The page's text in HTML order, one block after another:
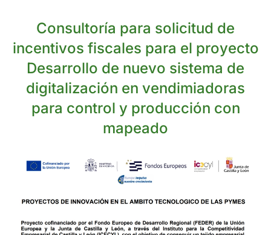
Consultoría para solicitud de
incentivos fiscales para el proyecto
Desarrollo de nuevo sistema de
digitalización en vendimiadoras
para control y producción con
mapeado